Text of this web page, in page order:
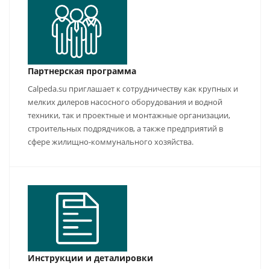
Партнерская программа
Calpeda.su приглашает к сотрудничеству как крупных и
мелких дилеров насосного оборудования и водной
техники, так и проектные и монтажные организации,
строительных подрядчиков, а также предприятий в
сфере жилищно-коммунального хозяйства.
Инструкции и деталировки